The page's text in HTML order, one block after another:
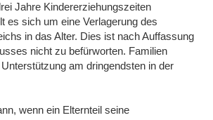
Jahre Kindererziehungszeiten
es sich um eine Verlagerung des
in das Alter. Dies ist nach Auffassung
nicht zu befürworten. Familien
am dringendsten in der
wenn ein Elternteil seine